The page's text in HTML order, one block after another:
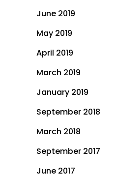
June 2019
May 2019
April 2019
March 2019
January 2019
September 2018
March 2018
September 2017
June 2017